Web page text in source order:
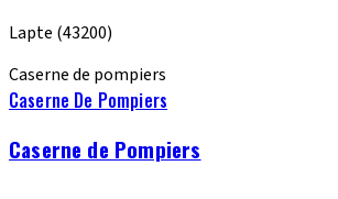
Lapte (43200)
Caserne de pompiers
Caserne De Pompiers
Caserne de Pompiers